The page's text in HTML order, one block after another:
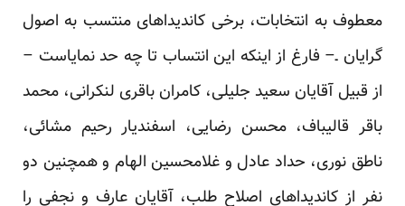
معطوف به انتخابات، برخی کاندیداهای منتسب به اصول
گرایان ـ– فارغ از اینکه این انتساب تا چه حد نمایاست –
از قبیل آقایان سعید جلیلی، کامران باقری لنکرانی، محمد
باقر قالیباف، محسن رضایی، اسفندیار رحیم مشائی،
ناطق نوری، حداد عادل و غلامحسین الهام و همچنین دو
نفر از کاندیداهای اصلاح طلب، آقایان عارف و نجفی را